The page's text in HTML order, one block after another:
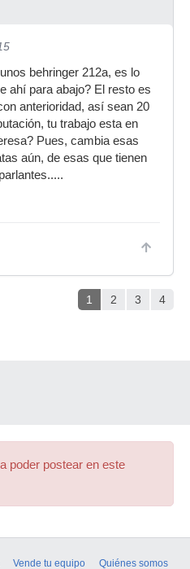
behringer 212a, es lo
ahí para abajo? El resto es
anterioridad, así sean 20
tu trabajo esta en
Pues, cambia esas
aún, de esas que tienen
1 2 3 4
poder postear en este
Vende tu equipo Quiénes somos